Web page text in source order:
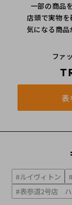
一部の商品
店頭で実物を
気になる商品
ファ
表
#ルイヴィトン
#表参道2号店 ハ